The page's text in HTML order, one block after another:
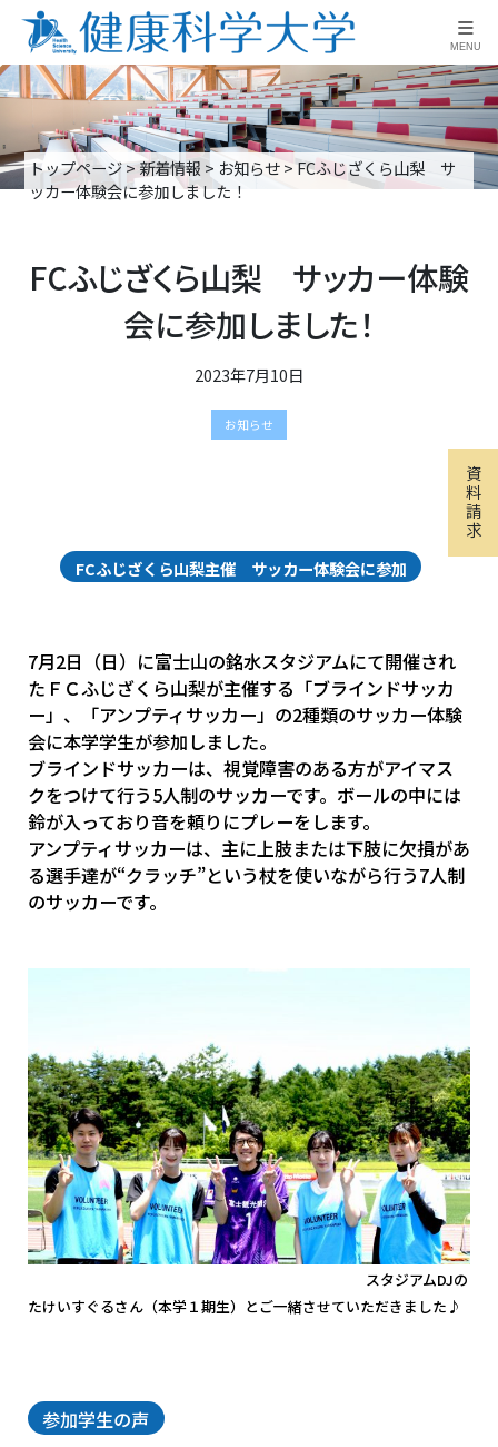
≡
MENU
資
料
請
求
トップページ>新着情報 > お知らせ>FCふじざくら山梨 サ
ッカー体験会に参加しました！
FCふじざくら山梨 サッカー体験
会に参加しました！
2023年7月10日
お知らせ
FCふじざくら山梨主催 サッカー体験会に参加
7月2日（日）に富士山の銘水スタジアムにて開催され
たＦＣふじざくら山梨が主催する「ブラインドサッカ
ー」、「アンプティサッカー」の2種類のサッカー体験
会に本学学生が参加しました。
ブラインドサッカーは、視覚障害のある方がアイマス
クをつけて行う5人制のサッカーです。ボールの中には
鈴が入っており音を頼りにプレーをします。
アンプティサッカーは、主に上肢または下肢に欠損があ
る選手達が“クラッチ”という杖を使いながら行う7人制
のサッカーです。
スタジアムDJの
たけいすぐるさん（本学１期生）とご一緒させていただきました♪
参加学生の声